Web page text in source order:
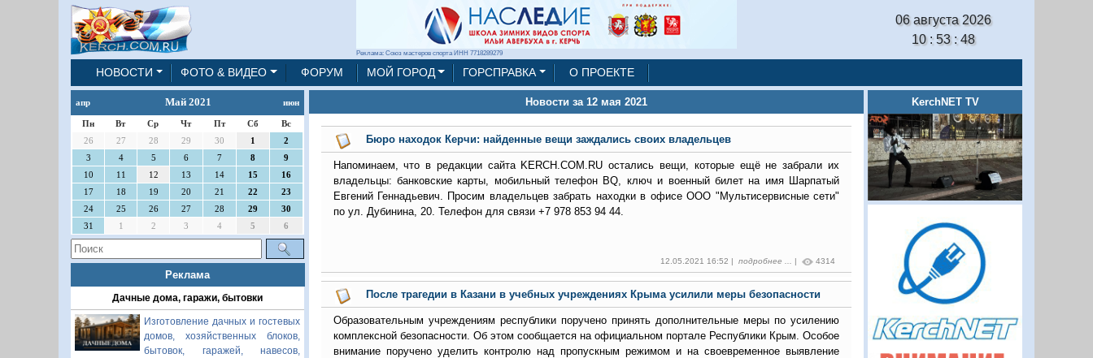
Реклама: Союз мастеров спорта ИНН 7718289279
06 августа 2026
10 : 53 : 49
НОВОСТИ ФОТО & ВИДЕО ФОРУМ МОЙ ГОРОД ГОРСПРАВКА О ПРОЕКТЕ
апр Май 2021 июн
Пн Вт Ср Чт Пт Сб
Вс
26
27 28 29 30 1
2
3
4 5 6 7 8
9
10
11 12 13 14 15
16
17
18 19 20 21 22
23
24
25 26 27 28 29
30
31
1 2 3 4 5 6
Реклама
Дачные дома, гаражи, бытовки
Изготовление дачных и гостевых
домов, хозяйственных блоков,
бытовок, гаражей, навесов,
Новости за 12 мая 2021
Бюро находок Керчи: найденные вещи заждались своих владельцев
Напоминаем, что в редакции сайта KERCH.COM.RU остались вещи, которые ещё не забрали их
владельцы: банковские карты, мобильный телефон BQ, ключ и военный билет на имя Шарпатый
Евгений Геннадьевич. Просим владельцев забрать находки в офисе ООО "Мультисервисные сети"
по ул. Дубинина, 20. Телефон для связи +7 978 853 94 44.
12.05.2021 16:52 | подробнее ... | 4314
После трагедии в Казани в учебных учреждениях Крыма усилили меры безопасности
Образовательным учреждениям республики поручено принять дополнительные меры по усилению
комплексной безопасности. Об этом сообщается на официальном портале Республики Крым. Особое
внимание поручено уделить контролю над пропускным режимом и на своевременное выявление
KerchNET TV